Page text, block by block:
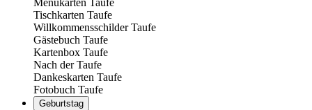
Menükarten Taufe
Tischkarten Taufe
Willkommensschilder Taufe
Gästebuch Taufe
Kartenbox Taufe
Nach der Taufe
Dankeskarten Taufe
Fotobuch Taufe
Geburtstag